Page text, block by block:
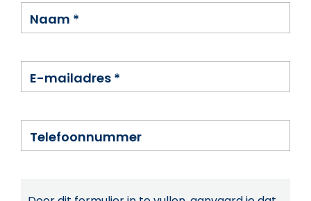
Naam *
E-mailadres *
Telefoonnummer